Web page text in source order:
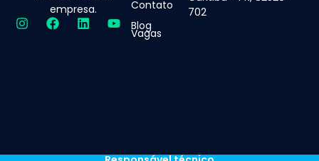
empresa.
Contato
Blog
Vagas
702